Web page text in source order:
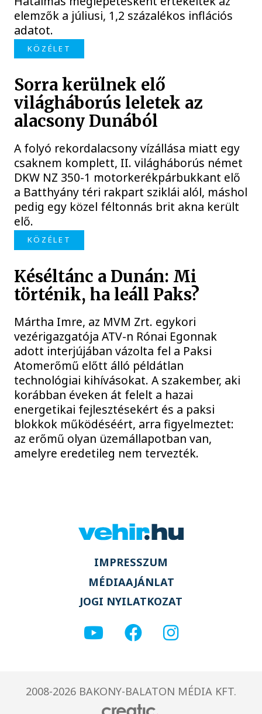
elemzők a júliusi, 1,2 százalékos inflációs
adatot.
KÖZÉLET
Sorra kerülnek elő
világháborús leletek az
alacsony Dunából
A folyó rekordalacsony vízállása miatt egy
csaknem komplett, II. világháborús német
DKW NZ 350-1 motorkerékpárbukkant elő
a Batthyány téri rakpart sziklái alól, máshol
pedig egy közel féltonnás brit akna került
elő.
KÖZÉLET
Késéltánc a Dunán: Mi
történik, ha leáll Paks?
Mártha Imre, az MVM Zrt. egykori
vezérigazgatója ATV-n Rónai Egonnak
adott interjújában vázolta fel a Paksi
Atomerőmű előtt álló példátlan
technológiai kihívásokat. A szakember, aki
korábban éveken át felelt a hazai
energetikai fejlesztésekért és a paksi
blokkok működéséért, arra figyelmeztet:
az erőmű olyan üzemállapotban van,
amelyre eredetileg nem tervezték.
IMPRESSZUM
MÉDIAAJÁNLAT
JOGI NYILATKOZAT
2008-2026 BAKONY-BALATON MÉDIA KFT.